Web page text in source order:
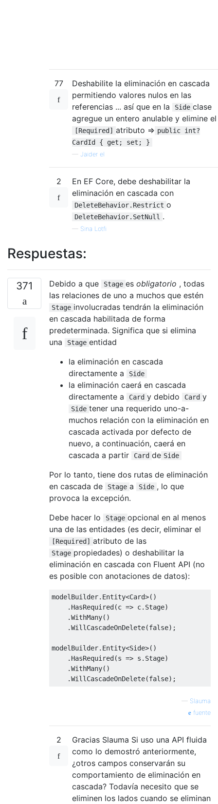
77
Deshabilite la eliminación en cascada
permitiendo valores nulos en las
referencias ... así que en la
Side clase
agregue un entero anulable y elimine el
[Required] atributo => public int?
CardId { get; set; }
— Jaider el
2
En EF Core, debe deshabilitar la
eliminación en cascada con
DeleteBehavior.Restrict o
DeleteBehavior.SetNull .
— Sina Lotfi
Respuestas:
371 Debido a que Stage es obligatorio , todas
las relaciones de uno a muchos que estén
Stage involucradas tendrán la eliminación
en cascada habilitada de forma
predeterminada. Significa que si elimina
una
Stage entidad
la eliminación en cascada
directamente a
Side
la eliminación caerá en cascada
directamente a
Card y debido Card y
Side tener una requerido uno-a-
muchos relación con la eliminación en
cascada activada por defecto de
nuevo, a continuación, caerá en
cascada a partir
Card de Side
Por lo tanto, tiene dos rutas de eliminación
en cascada de
Stage a Side , lo que
provoca la excepción.
Debe hacer lo
Stage opcional en al menos
una de las entidades (es decir, eliminar el
[Required] atributo de las
Stage propiedades) o deshabilitar la
eliminación en cascada con Fluent API (no
es posible con anotaciones de datos):
modelBuilder. Entity<Card>()
. HasRequired(c => c. Stage)
.WithMany()
.WillCascadeOnDelete(false);
modelBuilder. Entity<Side>()
. HasRequired(s => s . Stage)
.WithMany()
.WillCascadeOnDelete(false);
— Slauma
fuente
2
Gracias Slauma Si uso una API fluida
como lo demostró anteriormente,
¿otros campos conservarán su
comportamiento de eliminación en
cascada? Todavía necesito que se
eliminen los lados cuando se eliminan